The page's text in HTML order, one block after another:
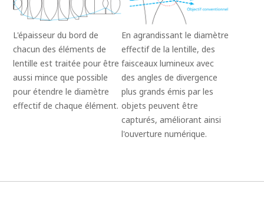
L'épaisseur du bord de
chacun des éléments de
lentille est traitée pour être
aussi mince que possible
pour étendre le diamètre
effectif de chaque élément.
En agrandissant le diamètre
effectif de la lentille, des
faisceaux lumineux avec
des angles de divergence
plus grands émis par les
objets peuvent être
capturés, améliorant ainsi
l'ouverture numérique.